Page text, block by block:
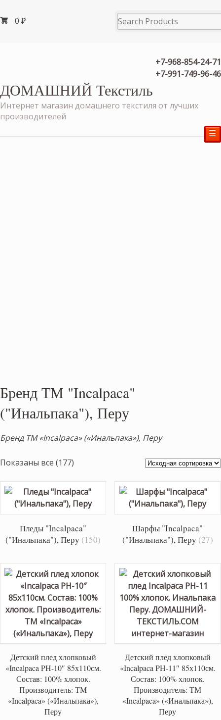
0 ₽
+7-968-854-24-71
+7-991-749-96-46
ДОМАШНИЙ Текстиль
Интернет магазин домашнего текстиля от лучших
производителей
☰
Бренд ТМ "Incalpaca"
("Инальпака"), Перу
Бренд ТМ «Incalpaca» («Инальпака»), Перу
Показаны все (177)
Пледы "Incalpaca"
("Инальпака"), Перу (150)
Шарфы "Incalpaca"
("Инальпака"), Перу (27)
Детский плед хлопковый
«Incalpaca PH-10″ 85х110см.
Состав: 100% хлопок.
Производитель: ТМ
«Incalpaca» («Инальпака»),
Перу
Детский плед хлопковый
«Incalpaca PH-11″ 85х110см.
Состав: 100% хлопок.
Производитель: ТМ
«Incalpaca» («Инальпака»),
Перу